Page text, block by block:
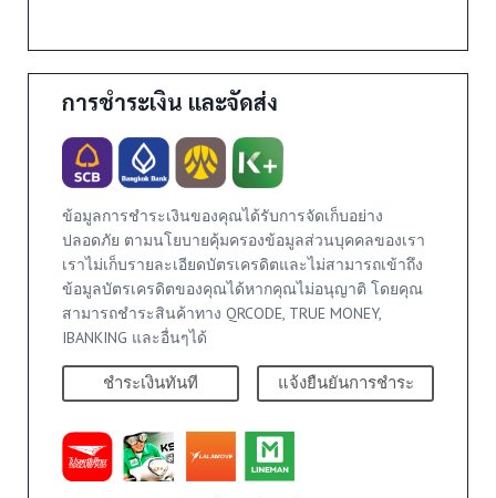
การชำระเงิน และจัดส่ง
ข้อมูลการชำระเงินของคุณได้รับการจัดเก็บอย่าง
ปลอดภัย ตามนโยบายคุ้มครองข้อมูลส่วนบุคคลของเรา
เราไม่เก็บรายละเอียดบัตรเครดิตและไม่สามารถเข้าถึง
ข้อมูลบัตรเครดิตของคุณได้หากคุณไม่อนุญาติ โดยคุณ
สามารถชำระสินค้าทาง QRCODE, TRUE MONEY,
IBANKING และอื่นๆได้
ชำระเงินทันที แจ้งยืนยันการชำระ